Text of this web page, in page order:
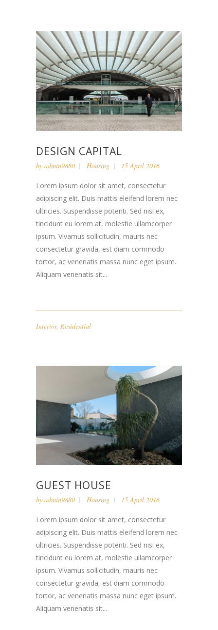
DESIGN CAPITAL
by admin9880 Housing 15 April 2016
Lorem ipsum dolor sit amet, consectetur
adipiscing elit. Duis mattis eleifend lorem nec
ultricies. Suspendisse potenti. Sed nisi ex,
tincidunt eu lorem at, molestie ullamcorper
ipsum. Vivamus sollicitudin, mauris nec
consectetur gravida, est diam commodo
tortor, ac venenatis massa nunc eget ipsum.
Aliquam venenatis sit...
Interior, Residential
GUEST HOUSE
by admin9880 Housing 15 April 2016
Lorem ipsum dolor sit amet, consectetur
adipiscing elit. Duis mattis eleifend lorem nec
ultricies. Suspendisse potenti. Sed nisi ex,
tincidunt eu lorem at, molestie ullamcorper
ipsum. Vivamus sollicitudin, mauris nec
consectetur gravida, est diam commodo
tortor, ac venenatis massa nunc eget ipsum.
Aliquam venenatis sit...